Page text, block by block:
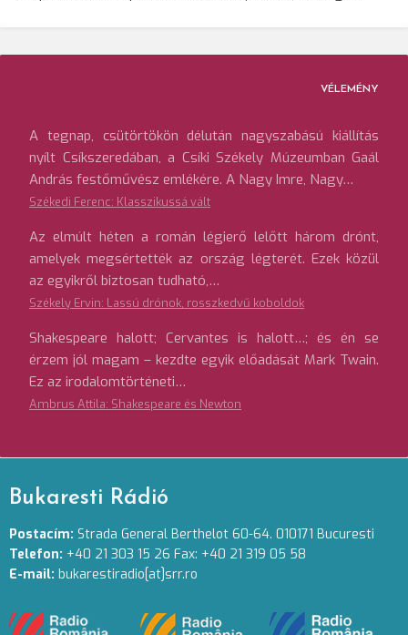
VÉLEMÉNY
A tegnap, csütörtökön délután nagyszabású kiállítás
nyílt Csíkszeredában, a Csíki Székely Múzeumban Gaál
András festőművész emlékére. A Nagy Imre, Nagy…
Székedi Ferenc: Klasszikussá vált
Az elmúlt héten a román légierő lelőtt három drónt,
amelyek megsértették az ország légterét. Ezek közül
az egyikről biztosan tudható,…
Székely Ervin: Lassú drónok, rosszkedvű koboldok
Shakespeare halott; Cervantes is halott…; és én se
érzem jól magam – kezdte egyik előadását Mark Twain.
Ez az irodalomtörténeti…
Ambrus Attila: Shakespeare és Newton
Bukaresti Rádió
Postacím: Strada General Berthelot 60-64. 010171 Bucuresti
Telefon: +40 21 303 15 26 Fax: +40 21 319 05 58
E-mail: bukarestiradio[at]srr.ro